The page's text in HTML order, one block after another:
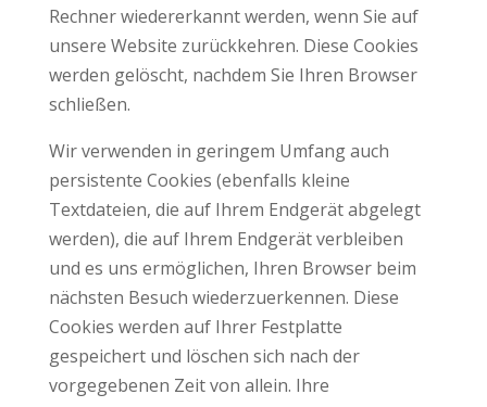
Rechner wiedererkannt werden, wenn Sie auf
unsere Website zurückkehren. Diese Cookies
werden gelöscht, nachdem Sie Ihren Browser
schließen.
Wir verwenden in geringem Umfang auch
persistente Cookies (ebenfalls kleine
Textdateien, die auf Ihrem Endgerät abgelegt
werden), die auf Ihrem Endgerät verbleiben
und es uns ermöglichen, Ihren Browser beim
nächsten Besuch wiederzuerkennen. Diese
Cookies werden auf Ihrer Festplatte
gespeichert und löschen sich nach der
vorgegebenen Zeit von allein. Ihre